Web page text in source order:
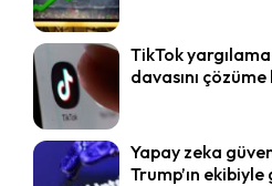
TikTok
davasını
Yapay zeka
Trump’ın